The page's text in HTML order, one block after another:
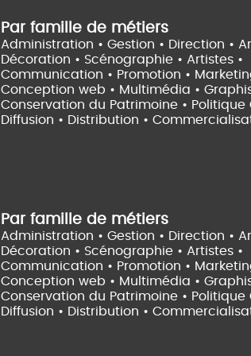
Par famille de métiers
Administration • Gestion • Direction •
Décoration • Scénographie • Artistes •
Communication • Promotion •
Conception web • Multimédia •
Conservation du Patrimoine • Politique
Diffusion • Distribution •
Par famille de métiers
Administration • Gestion • Direction •
Décoration • Scénographie • Artistes •
Communication • Promotion •
Conception web • Multimédia •
Conservation du Patrimoine • Politique
Diffusion • Distribution •